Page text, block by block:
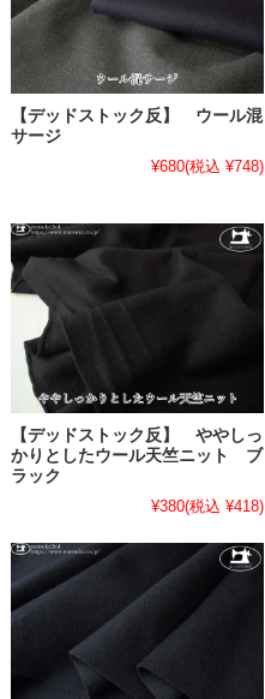
【デッドストック反】 ウール混
サージ
¥680(税込 ¥748)
【デッドストック反】 ややしっ
かりとしたウール天竺ニット ブ
ラック
¥380(税込 ¥418)